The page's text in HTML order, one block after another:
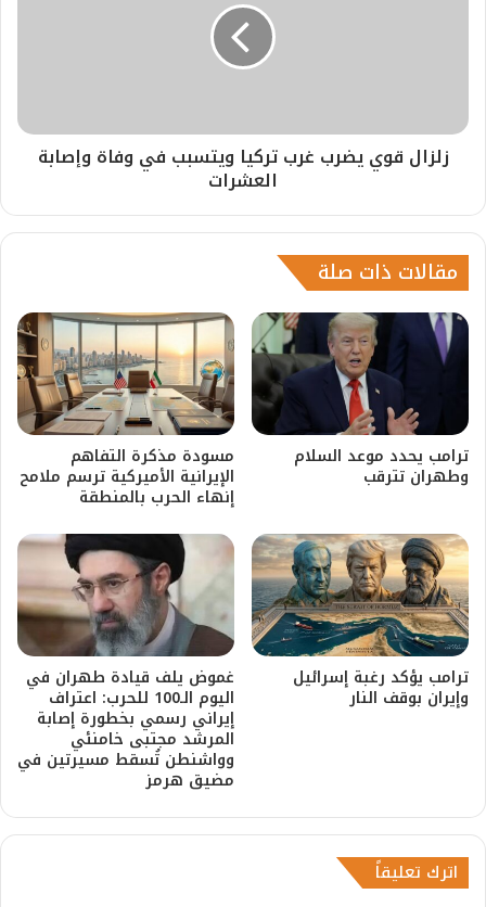
زلزال قوي يضرب غرب تركيا ويتسبب في وفاة وإصابة
العشرات
مقالات ذات صلة
ترامب يحدد موعد السلام
وطهران تترقب
مسودة مذكرة التفاهم
الإيرانية الأميركية ترسم ملامح
إنهاء الحرب بالمنطقة
ترامب يؤكد رغبة إسرائيل
وإيران بوقف النار
غموض يلف قيادة طهران في
اليوم الـ100 للحرب: اعتراف
إيراني رسمي بخطورة إصابة
المرشد مجتبى خامنئي
وواشنطن تُسقط مسيرتين في
مضيق هرمز
اترك تعليقاً